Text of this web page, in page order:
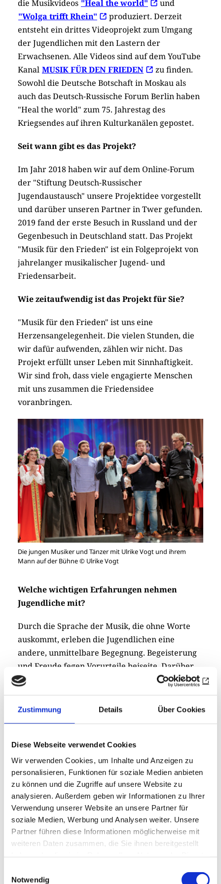
Zustimmung Details Über Cookies
Diese Webseite verwendet Cookies
Wir verwenden Cookies, um Inhalte und Anzeigen zu
personalisieren, Funktionen für soziale Medien anbieten
zu können und die Zugriffe auf unsere Website zu
analysieren. Außerdem geben wir Informationen zu Ihrer
Verwendung unserer Website an unsere Partner für
soziale Medien, Werbung und Analysen weiter. Unsere
Partner führen diese Informationen möglicherweise mit
weiteren Daten zusammen, die Sie ihnen bereitgestellt
Notwendig
die Musikvideos "Heal the world"
und
"Wolga trifft Rhein"
produziert. Derzeit
entsteht ein drittes Videoprojekt zum Umgang
der Jugendlichen mit den Lastern der
Erwachsenen. Alle Videos sind auf dem YouTube
Kanal MUSIK FÜR DEN FRIEDEN
zu finden.
Sowohl die Deutsche Botschaft in Moskau als
auch das Deutsch-Russische Forum Berlin haben
"Heal the world" zum 75. Jahrestag des
Kriegsendes auf ihren Kulturkanälen gepostet.
Seit wann gibt es das Projekt?
Im Jahr 2018 haben wir auf dem Online-Forum
der "Stiftung Deutsch-Russischer
Jugendaustausch" unsere Projektidee vorgestellt
und darüber unseren Partner in Twer gefunden.
2019 fand der erste Besuch in Russland und der
Gegenbesuch in Deutschland statt. Das Projekt
"Musik für den Frieden" ist ein Folgeprojekt von
jahrelanger musikalischer Jugend- und
Friedensarbeit.
Wie zeitaufwendig ist das Projekt für Sie?
"Musik für den Frieden" ist uns eine
Herzensangelegenheit. Die vielen Stunden, die
wir dafür aufwenden, zählen wir nicht. Das
Projekt erfüllt unser Leben mit Sinnhaftigkeit.
Wir sind froh, dass viele engagierte Menschen
mit uns zusammen die Friedensidee
voranbringen.
Die jungen Musiker und Tänzer mit Ulrike Vogt und ihrem
Mann auf der Bühne © Ulrike Vogt
Welche wichtigen Erfahrungen nehmen
Jugendliche mit?
Durch die Sprache der Musik, die ohne Worte
auskommt, erleben die Jugendlichen eine
andere, unmittelbare Begegnung. Begeisterung
und Freude fegen Vorurteile beiseite. Darüber
hinaus kann jeder erfahren: Das
völkerübergreifende Potential ist viel grösser als
die Summe von singulärem Handeln. Darin liegt
Welche Erfahrungen haben Sie in all den
Jahren gesammelt, speziell in Russland?
Wir haben sowohl bei offiziellen Anlässen als
auch in den russischen Familien herzliche
Gastfreundschaft erleben dürfen. Die
verschiedenen Organisationskulturen – deutsche
Gründlichkeit und russische Improvisation –
haben spannenderweise letztlich immer zu